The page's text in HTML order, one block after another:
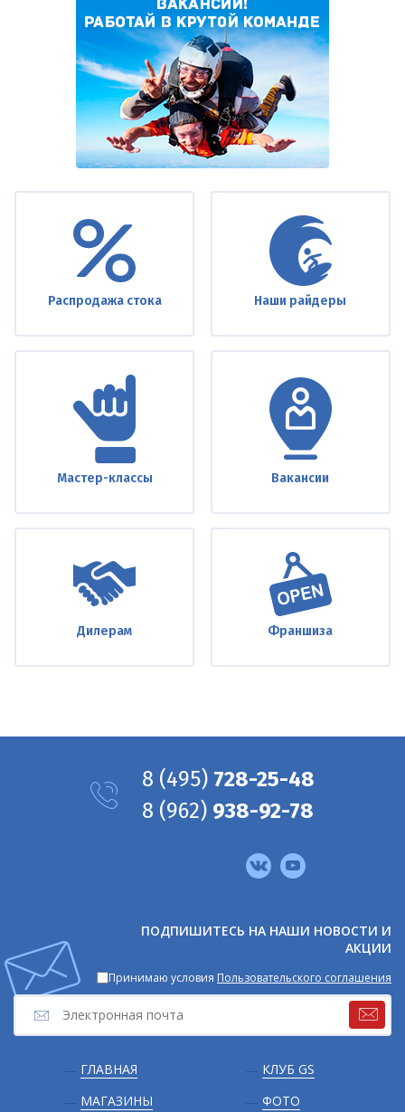
Распродажа стока Наши райдеры
Мастер-классы Вакансии
Дилерам Франшиза
Подвал
ГЛАВНАЯ
МАГАЗИНЫ
КЛУБ GS
ФОТО
ПОДПИШИТЕСЬ НА НАШИ НОВОСТИ И
АКЦИИ
Принимаю условия Пользовательского соглашения
8 (495) 728-25-48
8 (962) 938-92-78